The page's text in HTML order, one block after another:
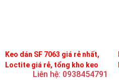
Keo dán SF 7063 giá rẻ nhất,
Loctite giá rẻ, tổng kho keo
Liên hệ: 0938454791